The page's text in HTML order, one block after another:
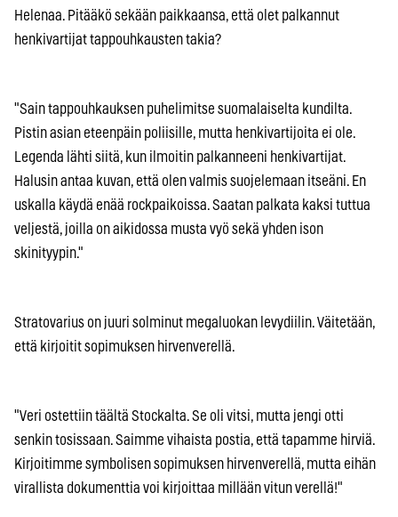
Helenaa. Pitääkö sekään paikkaansa, että olet palkannut
henkivartijat tappouhkausten takia?
"Sain tappouhkauksen puhelimitse suomalaiselta kundilta.
Pistin asian eteenpäin poliisille, mutta henkivartijoita ei ole.
Legenda lähti siitä, kun ilmoitin palkanneeni henkivartijat.
Halusin antaa kuvan, että olen valmis suojelemaan itseäni. En
uskalla käydä enää rockpaikoissa. Saatan palkata kaksi tuttua
veljestä, joilla on aikidossa musta vyö sekä yhden ison
skinityypin."
Stratovarius on juuri solminut megaluokan levydiilin. Väitetään,
että kirjoitit sopimuksen hirvenverellä.
"Veri ostettiin täältä Stockalta. Se oli vitsi, mutta jengi otti
senkin tosissaan. Saimme vihaista postia, että tapamme hirviä.
Kirjoitimme symbolisen sopimuksen hirvenverellä, mutta eihän
virallista dokumenttia voi kirjoittaa millään vitun verellä!"